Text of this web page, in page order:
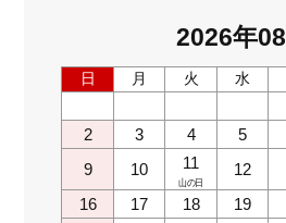
2026年08
日 月 火 水
2
3 4 5
9
10 11
山の日
12
16
17 18 19